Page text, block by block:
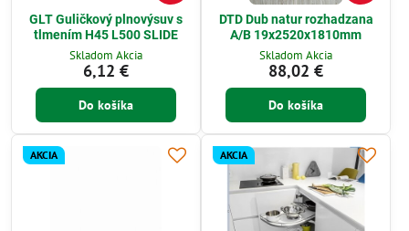
GLT Guličkový plnovýsuv s
tlmením H45 L500 SLIDE
Skladom Akcia
6,12 €
Do košíka
DTD Dub natur rozhadzana
A/B 19x2520x1810mm
Skladom Akcia
88,02 €
Do košíka
AKCIA AKCIA